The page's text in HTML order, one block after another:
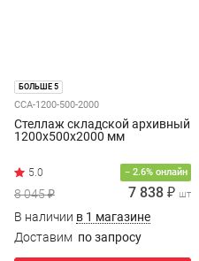
БОЛЬШЕ 5
ССА-1200-500-2000
Стеллаж складской архивный
1200x500x2000 мм
− 2.6% онлайн
8 045 ₽ 7 838 ₽ шт
В наличии в 1 магазине
Доставим по запросу